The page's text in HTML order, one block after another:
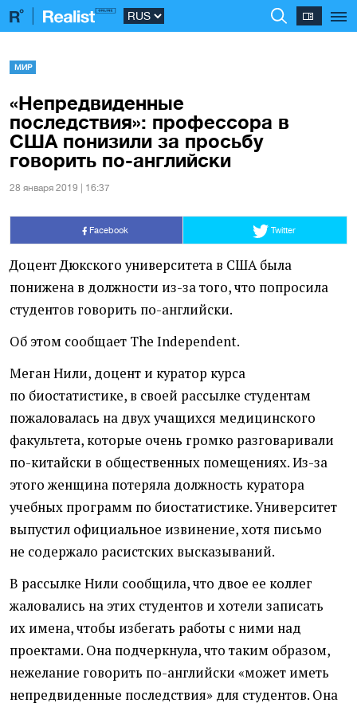
МИР
«Непредвиденные
последствия»: профессора в
США понизили за просьбу
говорить по-английски
28 января 2019 | 16:37
Facebook Twitter
Доцент Дюкского университета в США была
понижена в должности из-за того, что попросила
студентов говорить по-английски.
Об этом сообщает The Independent.
Меган Нили, доцент и куратор курса
по биостатистике, в своей рассылке студентам
пожаловалась на двух учащихся медицинского
факультета, которые очень громко разговаривали
по-китайски в общественных помещениях. Из-за
этого женщина потеряла должность куратора
учебных программ по биостатистике. Университет
выпустил официальное извинение, хотя письмо
не содержало расистских высказываний.
В рассылке Нили сообщила, что двое ее коллег
жаловались на этих студентов и хотели записать
их имена, чтобы избегать работы с ними над
проектами. Она подчеркнула, что таким образом,
нежелание говорить по-английски «может иметь
непредвиденные последствия» для студентов. Она